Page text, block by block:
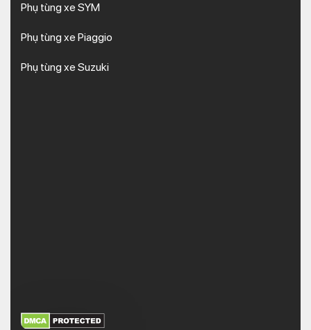
Phụ tùng xe SYM
Phụ tùng xe Piaggio
Phụ tùng xe Suzuki